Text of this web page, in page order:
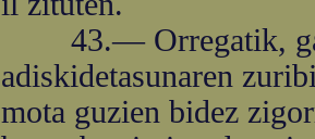
43.— Orregatik,
adiskidetasunaren
mota guzien bidez